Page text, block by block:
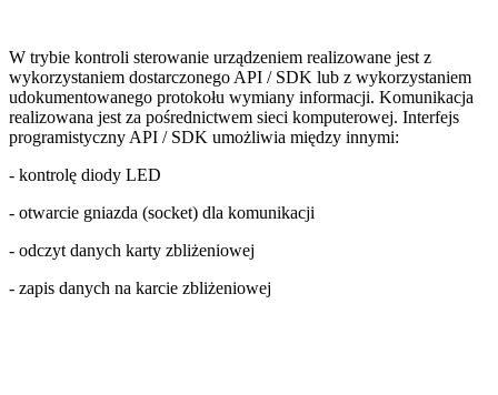
W trybie kontroli sterowanie urządzeniem realizowane jest z
wykorzystaniem dostarczonego API / SDK lub z wykorzystaniem
udokumentowanego protokołu wymiany informacji. Komunikacja
realizowana jest za pośrednictwem sieci komputerowej. Interfejs
programistyczny API / SDK umożliwia między innymi:
- kontrolę diody LED
- otwarcie gniazda (socket) dla komunikacji
- odczyt danych karty zbliżeniowej
- zapis danych na karcie zbliżeniowej